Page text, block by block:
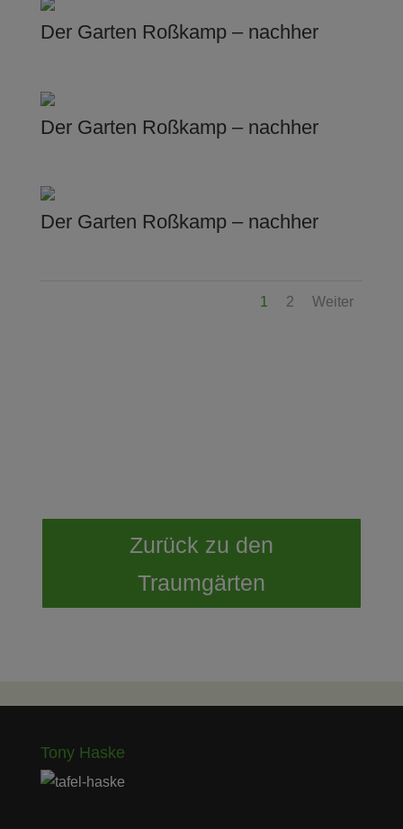
Der Garten Roßkamp – nachher
Der Garten Roßkamp – nachher
Der Garten Roßkamp – nachher
1 2 Weiter
Zurück zu den
Traumgärten
Tony Haske